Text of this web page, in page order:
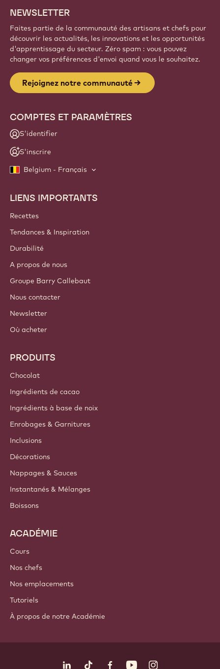
NEWSLETTER
Faites partie de la communauté des artisans et chefs pour
découvrir les actualités, les innovations et les opportunités
d'apprentissage du secteur. Zéro spam : vous pouvez
changer vos préférences d'envoi quand vous le souhaitez.
Rejoignez notre communauté
COMPTES ET PARAMÈTRES
S'identifier
S'inscrire
Belgium - Français
Footer
Callebaut
LIENS IMPORTANTS
Recettes
Tendances & Inspiration
Durabilité
A propos de nous
Groupe Barry Callebaut
Nous contacter
Newsletter
Où acheter
PRODUITS
Chocolat
Ingrédients de cacao
Ingrédients à base de noix
Enrobages & Garnitures
Inclusions
Décorations
Nappages & Sauces
Instantanés & Mélanges
Boissons
ACADÉMIE
Cours
Nos chefs
Nos emplacements
Tutoriels
À propos de notre Académie